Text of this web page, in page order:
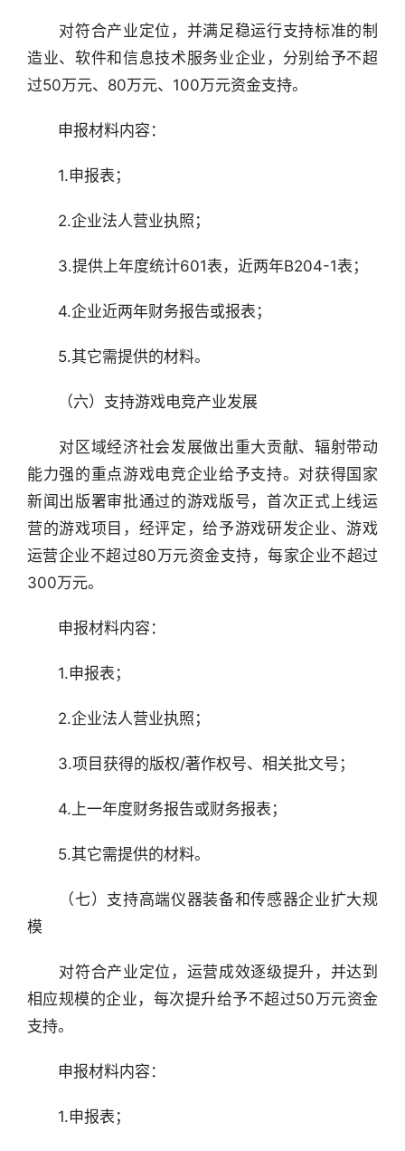
选
对符合产业定位，并满足稳运行支持标准的制
造业、软件和信息技术服务业企业，分别给予不超
过50万元、80万元、100万元资金支持。
申报材料内容：
1.申报表；
2.企业法人营业执照；
3.提供上年度统计601表，近两年B204-1表；
4.企业近两年财务报告或报表；
5.其它需提供的材料。
（六）支持游戏电竞产业发展
对区域经济社会发展做出重大贡献、辐射带动
能力强的重点游戏电竞企业给予支持。对获得国家
新闻出版署审批通过的游戏版号，首次正式上线运
营的游戏项目，经评定，给予游戏研发企业、游戏
运营企业不超过80万元资金支持，每家企业不超过
300万元。
申报材料内容：
1.申报表；
2.企业法人营业执照；
3.项目获得的版权/著作权号、相关批文号；
4.上一年度财务报告或财务报表；
5.其它需提供的材料。
（七）支持高端仪器装备和传感器企业扩大规
模
对符合产业定位，运营成效逐级提升，并达到
相应规模的企业，每次提升给予不超过50万元资金
支持。
申报材料内容：
1.申报表；